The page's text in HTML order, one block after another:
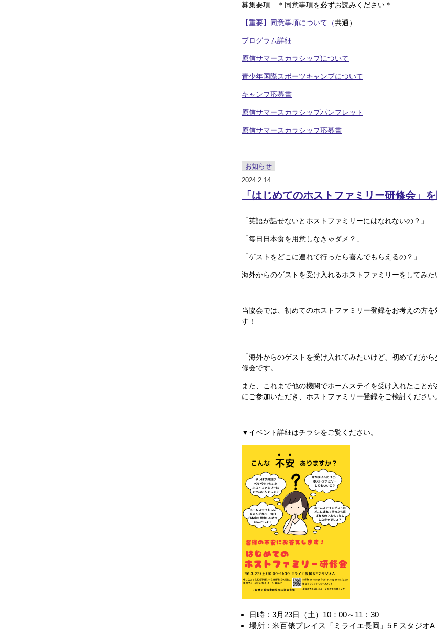
募集要項 ＊同意事項を必ずお読みください＊
【重要】同意事項について（共通）
プログラム詳細
原信サマースカラシップについて
青少年国際スポーツキャンプについて
キャンプ応募書
原信サマースカラシップパンフレット
原信サマースカラシップ応募書
お知らせ
2024.2.14
「はじめてのホストファミリー研修会」
「英語が話せないとホストファミリーにはなれないの？」
「毎日日本食を用意しなきゃダメ？」
「ゲストをどこに連れて行ったら喜んでもらえるの？」
海外からのゲストを受け入れるホストファミリーをしてみ
当協会では、初めてのホストファミリー登録をお考えの方
す！
「海外からのゲストを受け入れてみたいけど、初めてだか
修会です。
また、これまで他の機関でホームステイを受け入れたこと
にご参加いただき、ホストファミリー登録をご検討ください
▼イベント詳細はチラシをご覧ください。
日時：3月23日（土）10：00～11：30
場所：米百俵プレイス「ミライエ長岡」5ＦスタジオA